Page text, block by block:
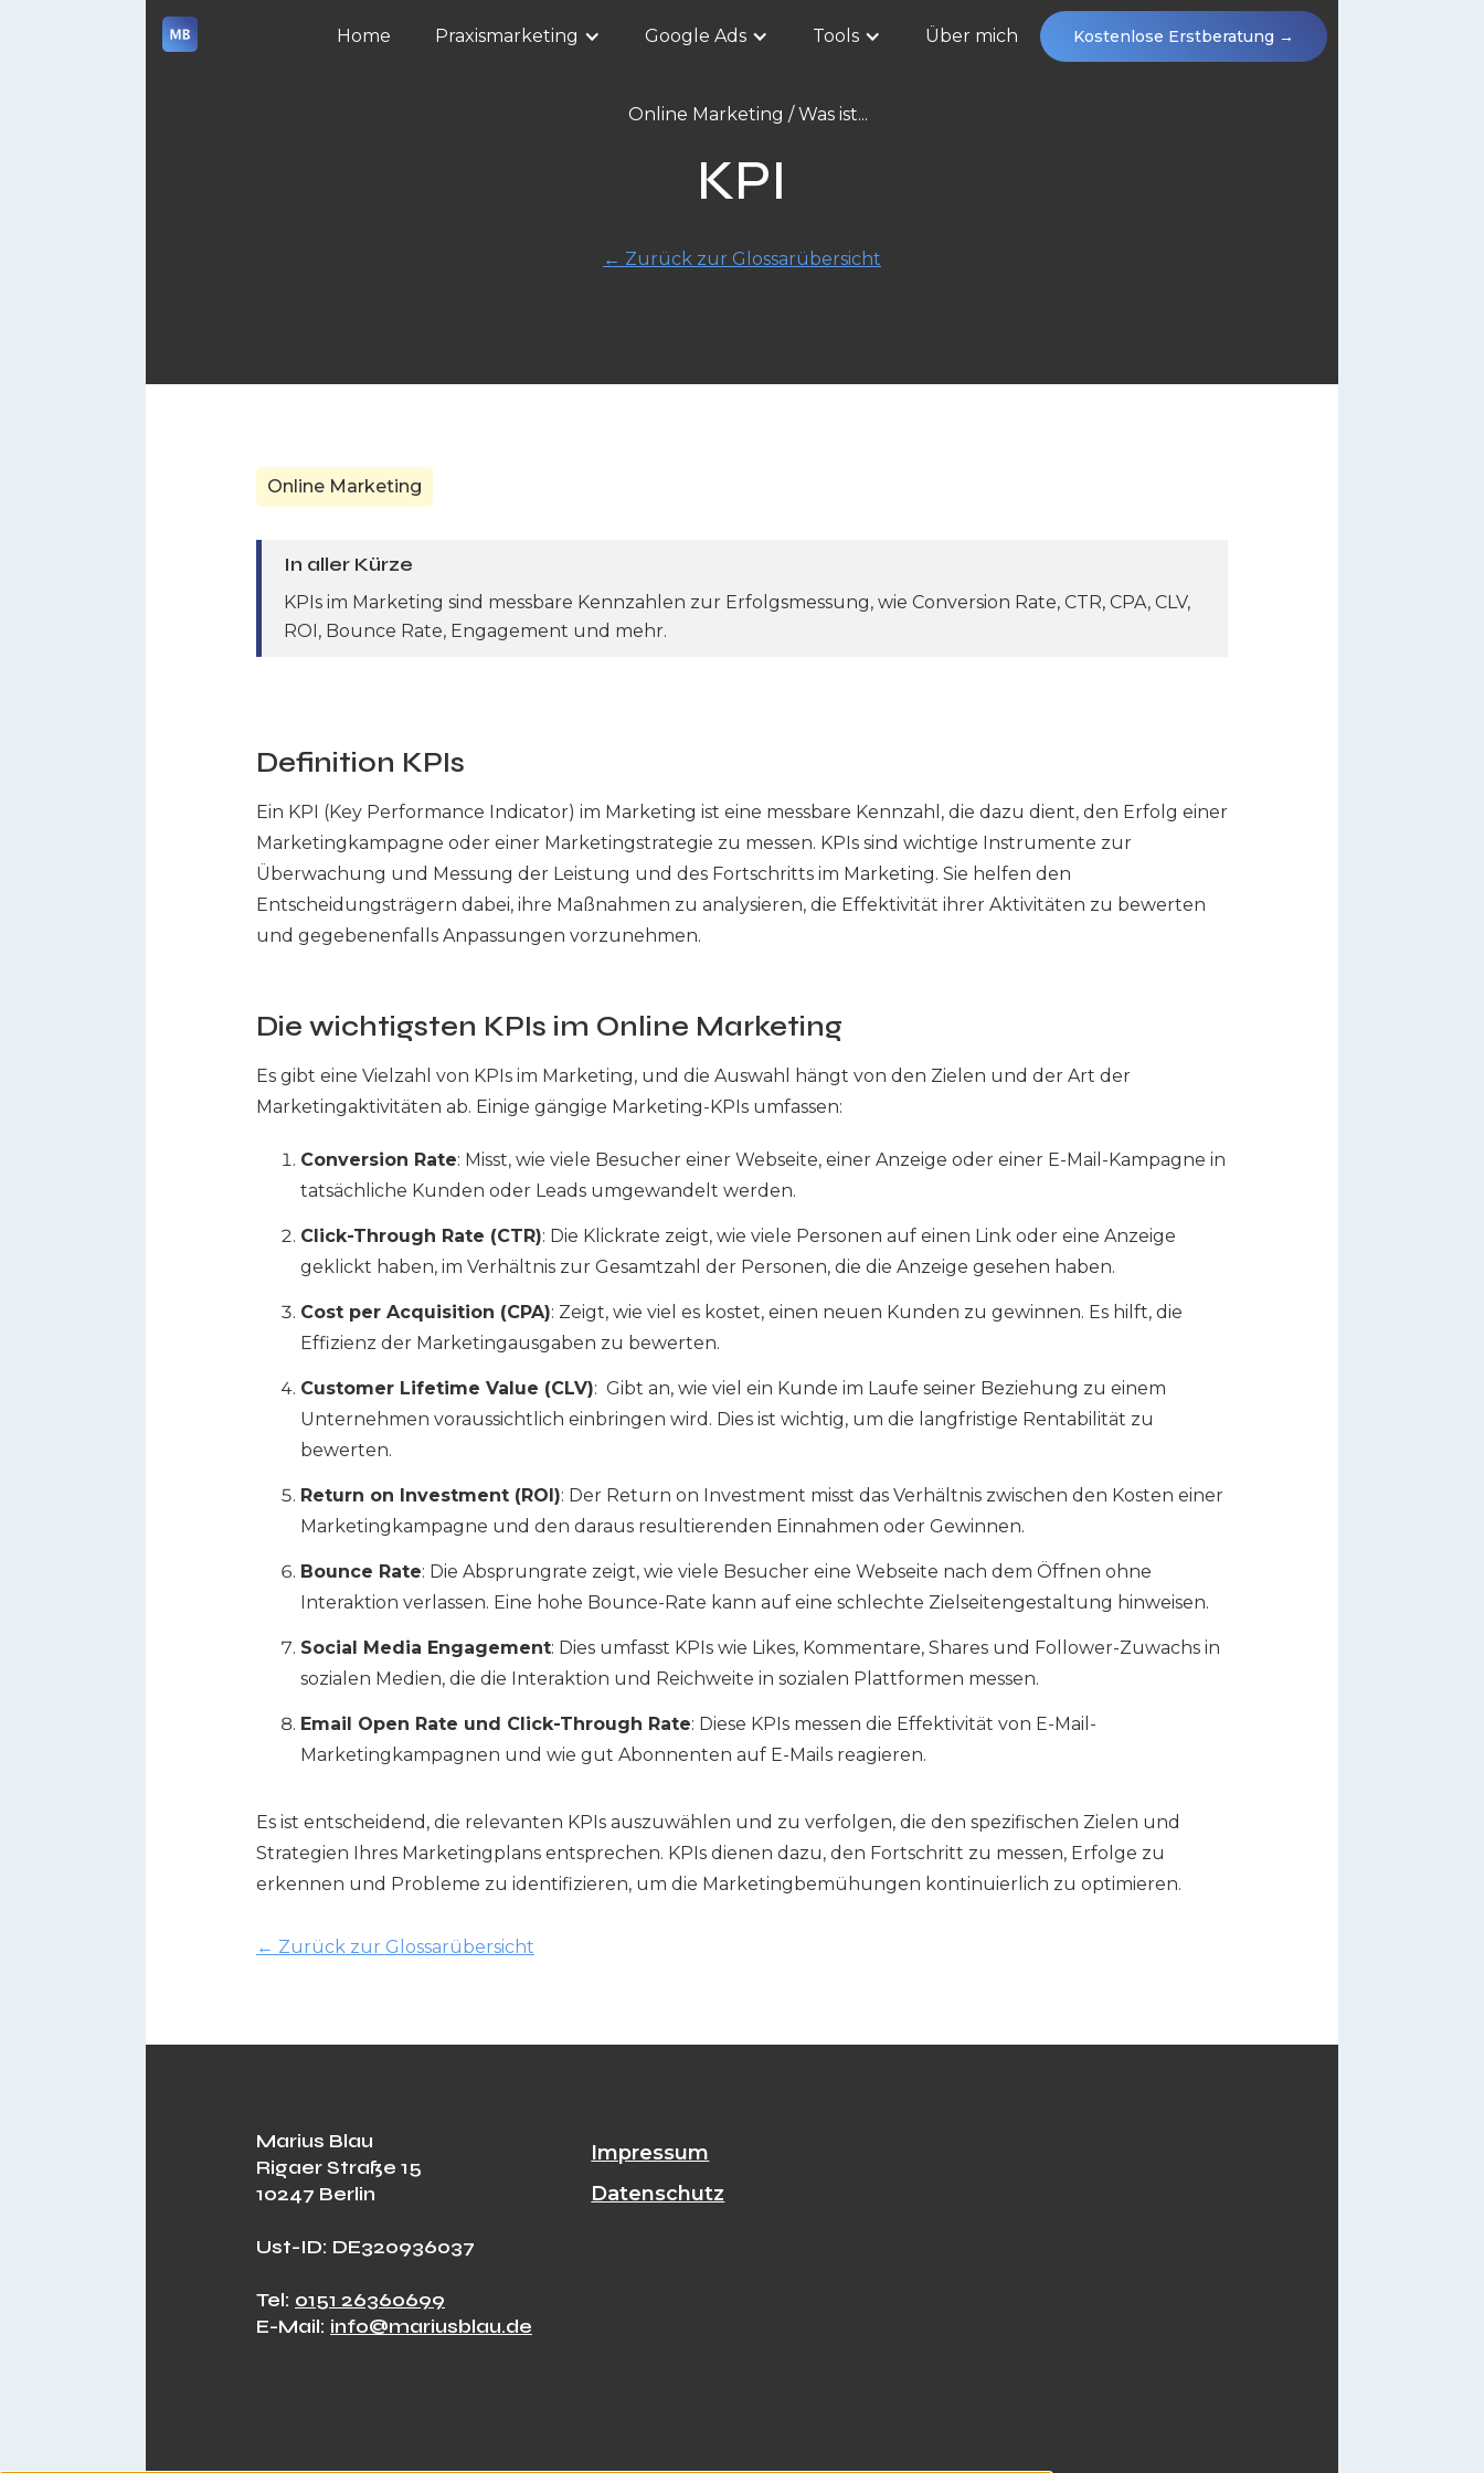
Home Praxismarketing Google Ads Tools Über mich Kostenlose Erstberatung →
Online Marketing / Was ist...
KPI
← Zurück zur Glossarübersicht
Online Marketing
In aller Kürze
KPIs im Marketing sind messbare Kennzahlen zur Erfolgsmessung, wie Conversion Rate, CTR, CPA, CLV,
ROI, Bounce Rate, Engagement und mehr.
Definition KPIs
Ein KPI (Key Performance Indicator) im Marketing ist eine messbare Kennzahl, die dazu dient, den Erfolg einer
Marketingkampagne oder einer Marketingstrategie zu messen. KPIs sind wichtige Instrumente zur
Überwachung und Messung der Leistung und des Fortschritts im Marketing. Sie helfen den
Entscheidungsträgern dabei, ihre Maßnahmen zu analysieren, die Effektivität ihrer Aktivitäten zu bewerten
und gegebenenfalls Anpassungen vorzunehmen.
Die wichtigsten KPIs im Online Marketing
Es gibt eine Vielzahl von KPIs im Marketing, und die Auswahl hängt von den Zielen und der Art der
Marketingaktivitäten ab. Einige gängige Marketing-KPIs umfassen:
Conversion Rate: Misst, wie viele Besucher einer Webseite, einer Anzeige oder einer E-Mail-Kampagne in
tatsächliche Kunden oder Leads umgewandelt werden.
Click-Through Rate (CTR): Die Klickrate zeigt, wie viele Personen auf einen Link oder eine Anzeige
geklickt haben, im Verhältnis zur Gesamtzahl der Personen, die die Anzeige gesehen haben.
Cost per Acquisition (CPA): Zeigt, wie viel es kostet, einen neuen Kunden zu gewinnen. Es hilft, die
Effizienz der Marketingausgaben zu bewerten.
Customer Lifetime Value (CLV): Gibt an, wie viel ein Kunde im Laufe seiner Beziehung zu einem
Unternehmen voraussichtlich einbringen wird. Dies ist wichtig, um die langfristige Rentabilität zu
bewerten.
Return on Investment (ROI): Der Return on Investment misst das Verhältnis zwischen den Kosten einer
Marketingkampagne und den daraus resultierenden Einnahmen oder Gewinnen.
Bounce Rate: Die Absprungrate zeigt, wie viele Besucher eine Webseite nach dem Öffnen ohne
Interaktion verlassen. Eine hohe Bounce-Rate kann auf eine schlechte Zielseitengestaltung hinweisen.
Social Media Engagement: Dies umfasst KPIs wie Likes, Kommentare, Shares und Follower-Zuwachs in
sozialen Medien, die die Interaktion und Reichweite in sozialen Plattformen messen.
Email Open Rate und Click-Through Rate: Diese KPIs messen die Effektivität von E-Mail-
Marketingkampagnen und wie gut Abonnenten auf E-Mails reagieren.
Es ist entscheidend, die relevanten KPIs auszuwählen und zu verfolgen, die den spezifischen Zielen und
Strategien Ihres Marketingplans entsprechen. KPIs dienen dazu, den Fortschritt zu messen, Erfolge zu
erkennen und Probleme zu identifizieren, um die Marketingbemühungen kontinuierlich zu optimieren.
← Zurück zur Glossarübersicht
Marius Blau
Rigaer Straße 15
10247 Berlin
Ust-ID: DE320936037
Tel: 0151 26360699
E-Mail: info@mariusblau.de
Impressum
Datenschutz